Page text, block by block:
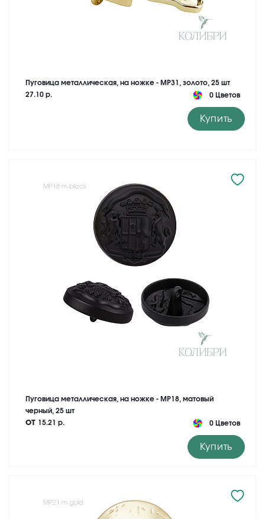
Пуговица металлическая, на ножке - MP31, золото, 25 шт
27.10 р.
0 Цветов
Купить
Пуговица металлическая, на ножке - MP18, матовый
черный, 25 шт
от 15.21 р. 0 Цветов
Купить